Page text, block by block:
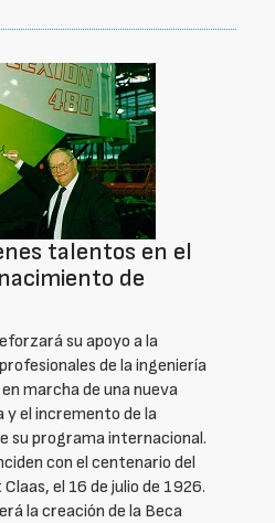
talentos en el
de
su apoyo a la
de la ingeniería
marcha de una nueva
el incremento de la
su programa internacional.
con el centenario del
el 16 de julio de 1926.
la creación de la Beca